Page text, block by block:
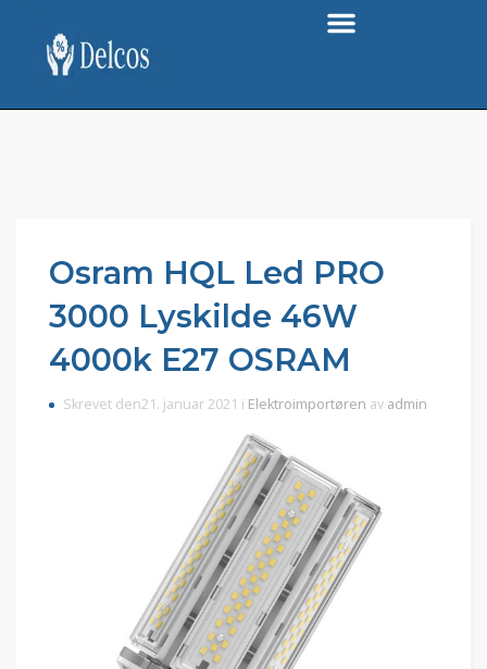
Osram HQL Led PRO
3000 Lyskilde 46W
4000k E27 OSRAM
Skrevet den21. januar 2021 i Elektroimportøren av admin